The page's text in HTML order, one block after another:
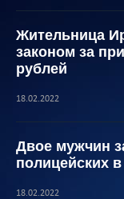
Жительница
законом за
рублей
18.02.2022
Двое мужчин
полицейских
18.02.2022